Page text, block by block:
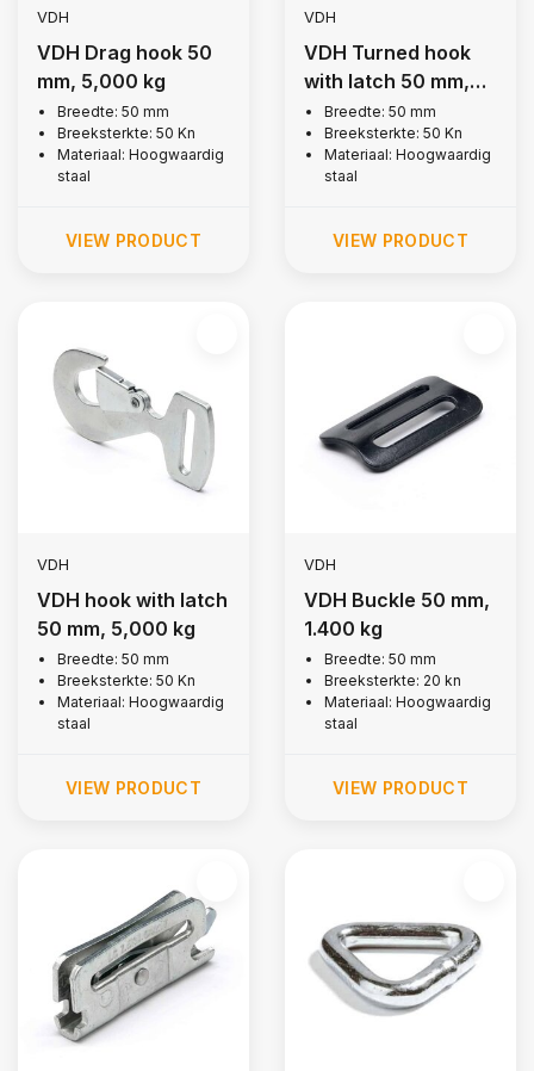
VDH
VDH Drag hook 50
mm, 5,000 kg
Breedte: 50 mm
Breeksterkte: 50 Kn
Materiaal: Hoogwaardig
staal
VIEW PRODUCT
VDH
VDH Turned hook
with latch 50 mm,
5,000 kg
Breedte: 50 mm
Breeksterkte: 50 Kn
Materiaal: Hoogwaardig
staal
VIEW PRODUCT
VDH
VDH hook with latch
50 mm, 5,000 kg
Breedte: 50 mm
Breeksterkte: 50 Kn
Materiaal: Hoogwaardig
staal
VIEW PRODUCT
VDH
VDH Buckle 50 mm,
1.400 kg
Breedte: 50 mm
Breeksterkte: 20 kn
Materiaal: Hoogwaardig
staal
VIEW PRODUCT